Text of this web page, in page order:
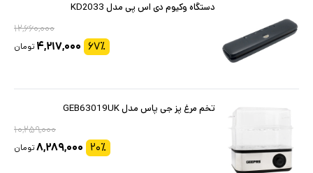
دستگاه وکیوم دی اس پی مدل KD2033
۱۲,۶۶۰,۰۰۰
۶۷٪ ۴,۲۱۷,۰۰۰ تومان
تخم مرغ پز جی پاس مدل GEB63019UK
۱۰,۲۵۹,۰۰۰
۲۰٪ ۸,۲۸۹,۰۰۰تومان